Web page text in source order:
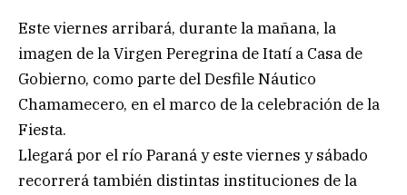
Este viernes arribará, durante la mañana, la
imagen de la Virgen Peregrina de Itatí a Casa de
Gobierno, como parte del Desfile Náutico
Chamamecero, en el marco de la celebración de la
Fiesta.
Llegará por el río Paraná y este viernes y sábado
recorrerá también distintas instituciones de la